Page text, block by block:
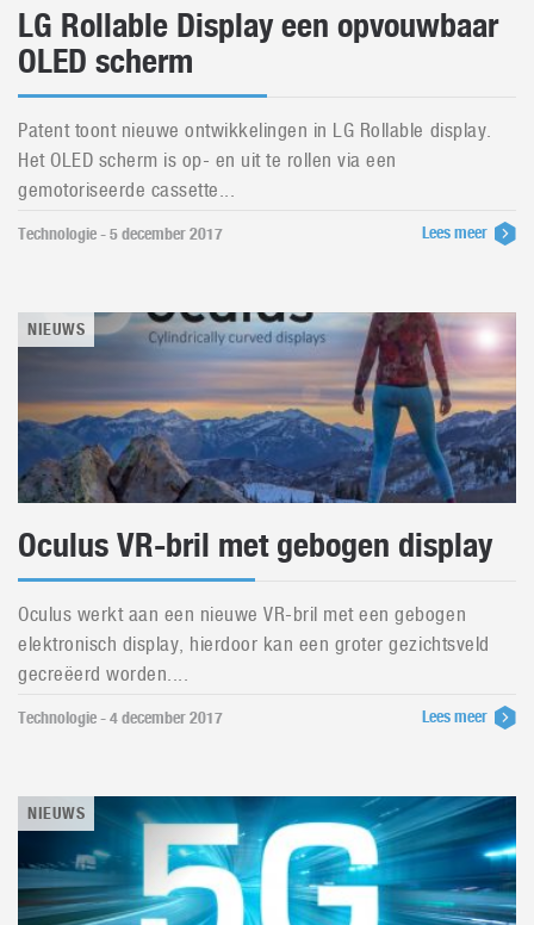
LG Rollable Display een opvouwbaar
OLED scherm
Patent toont nieuwe ontwikkelingen in LG Rollable display.
Het OLED scherm is op- en uit te rollen via een
gemotoriseerde cassette...
Technologie - 5 december 2017 Lees meer
NIEUWS
Oculus VR-bril met gebogen display
Oculus werkt aan een nieuwe VR-bril met een gebogen
elektronisch display, hierdoor kan een groter gezichtsveld
gecreëerd worden....
Technologie - 4 december 2017 Lees meer
NIEUWS